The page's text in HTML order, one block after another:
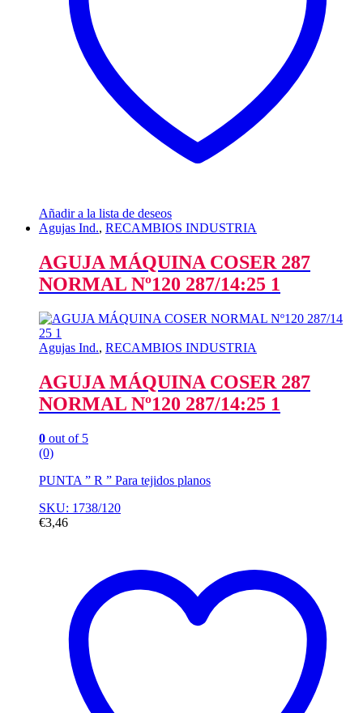
Añadir a la lista de deseos
Agujas Ind., RECAMBIOS INDUSTRIA
AGUJA MÁQUINA COSER 287
NORMAL Nº120 287/14:25 1
Agujas Ind., RECAMBIOS INDUSTRIA
AGUJA MÁQUINA COSER 287
NORMAL Nº120 287/14:25 1
0 out of 5
(0)
PUNTA ” R ” Para tejidos planos
SKU: 1738/120
€3,46